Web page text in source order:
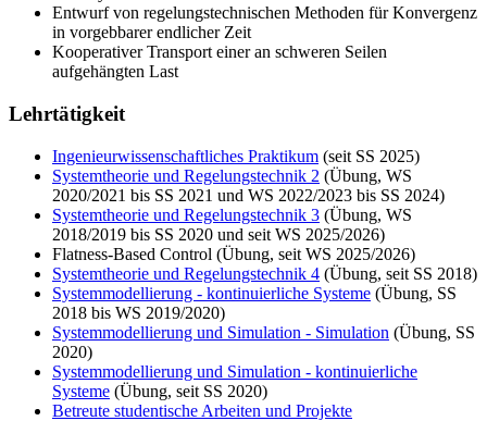
Entwurf von regelungstechnischen Methoden für Konvergenz
in vorgebbarer endlicher Zeit
Kooperativer Transport einer an schweren Seilen
aufgehängten Last
Lehrtätigkeit
Ingenieurwissenschaftliches Praktikum (seit SS 2025)
Systemtheorie und Regelungstechnik 2 (Übung, WS
2020/2021 bis SS 2021 und WS 2022/2023 bis SS 2024)
Systemtheorie und Regelungstechnik 3 (Übung, WS
2018/2019 bis SS 2020 und seit WS 2025/2026)
Flatness-Based Control (Übung, seit WS 2025/2026)
Systemtheorie und Regelungstechnik 4 (Übung, seit SS 2018)
Systemmodellierung - kontinuierliche Systeme (Übung, SS
2018 bis WS 2019/2020)
Systemmodellierung und Simulation - Simulation (Übung, SS
2020)
Systemmodellierung und Simulation - kontinuierliche
Systeme (Übung, seit SS 2020)
Betreute studentische Arbeiten und Projekte